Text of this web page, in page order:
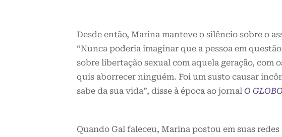
Desde então, Marina manteve o silêncio sobre o
“Nunca poderia imaginar que a pessoa em
sobre libertação sexual com aquela geração, com
quis aborrecer ninguém. Foi um susto causar
sabe da sua vida”, disse à época ao jornal O GLOBO
Quando Gal faleceu, Marina postou em suas